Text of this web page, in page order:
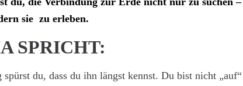
sie  zu erleben.
SPRICHT:
du, dass du ihn längst kennst. Du bist nicht „auf“